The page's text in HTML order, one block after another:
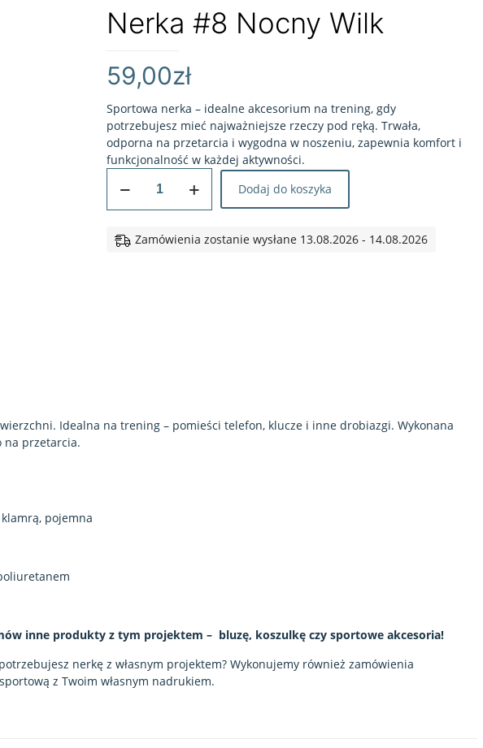
Nerka #8 Nocny Wilk
59,00zł
Sportowa nerka – idealne akcesorium na trening, gdy
potrzebujesz mieć najważniejsze rzeczy pod ręką. Trwała,
odporna na przetarcia i wygodna w noszeniu, zapewnia komfort i
funkcjonalność w każdej aktywności.
Nerka
#8
Wilk
Dodaj do koszyka
Zamówienia zostanie wysłane 13.08.2026 - 14.08.2026
Idealna na trening – pomieści telefon, klucze i inne drobiazgi. Wykonana
na przetarcia.
pojemna
inne produkty z tym projektem – bluzę, koszulkę czy sportowe akcesoria!
nerkę z własnym projektem? Wykonujemy również zamówienia
z Twoim własnym nadrukiem.